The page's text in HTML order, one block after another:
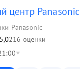
центр Panasonic
Panasonic
5,0216 оценки